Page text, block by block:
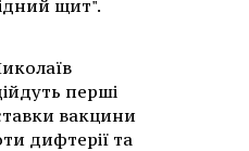
щит".
перші
вакцини
дифтерії та